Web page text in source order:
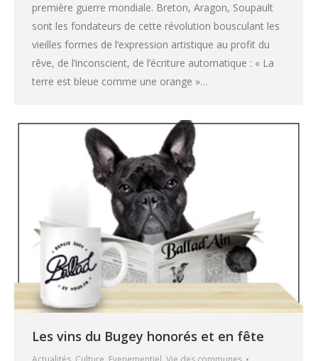
première guerre mondiale. Breton, Aragon, Soupault
sont les fondateurs de cette révolution bousculant les
vieilles formes de l’expression artistique au profit du
rêve, de l’inconscient, de l’écriture automatique : « La
terre est bleue comme une orange »…
Les vins du Bugey honorés et en fête